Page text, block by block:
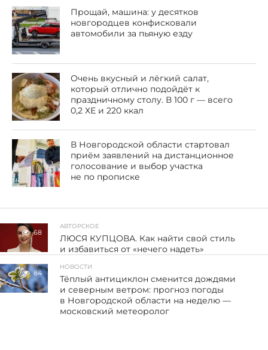
Прощай, машина: у десятков
новгородцев конфисковали
автомобили за пьяную езду
Очень вкусный и лёгкий салат,
который отлично подойдёт к
праздничному столу. В 100 г — всего
0,2 ХЕ и 220 ккал
В Новгородской области стартовал
приём заявлений на дистанционное
голосование и выбор участка
не по прописке
68
АВТОРСКОЕ
ЛЮСЯ КУПЦОВА. Как найти свой стиль
и избавиться от «нечего надеть»
84
НОВОСТИ
Тёплый антициклон сменится дождями
и северным ветром: прогноз погоды
в Новгородской области на неделю —
московский метеоролог